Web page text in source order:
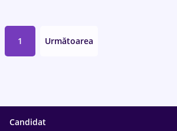
1 Următoarea
Candidat